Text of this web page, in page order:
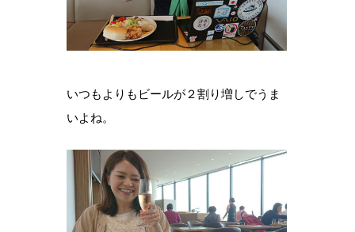
いつもよりもビールが２割り増しでうま
いよね。